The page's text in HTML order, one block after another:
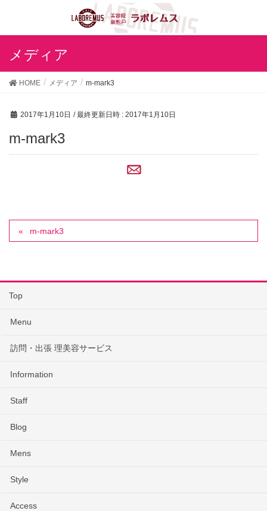
メディア
HOME メディア m-mark3
2017年1月10日 / 最終更新日時 : 2017年1月10日
m-mark3
m-mark3
Top
Menu
訪問・出張 理美容サービス
Information
Staff
Blog
Mens
Style
Access